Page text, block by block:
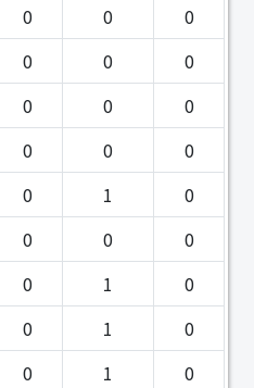
0 0
0
0 0
0
0 0
0
0 0
0
0 1
0
0 0
0
0 1
0
0 1
0
0 1
0